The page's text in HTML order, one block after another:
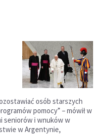
osób starszych
pomocy” – mówił w
seniorów i wnuków w
w Argentynie,